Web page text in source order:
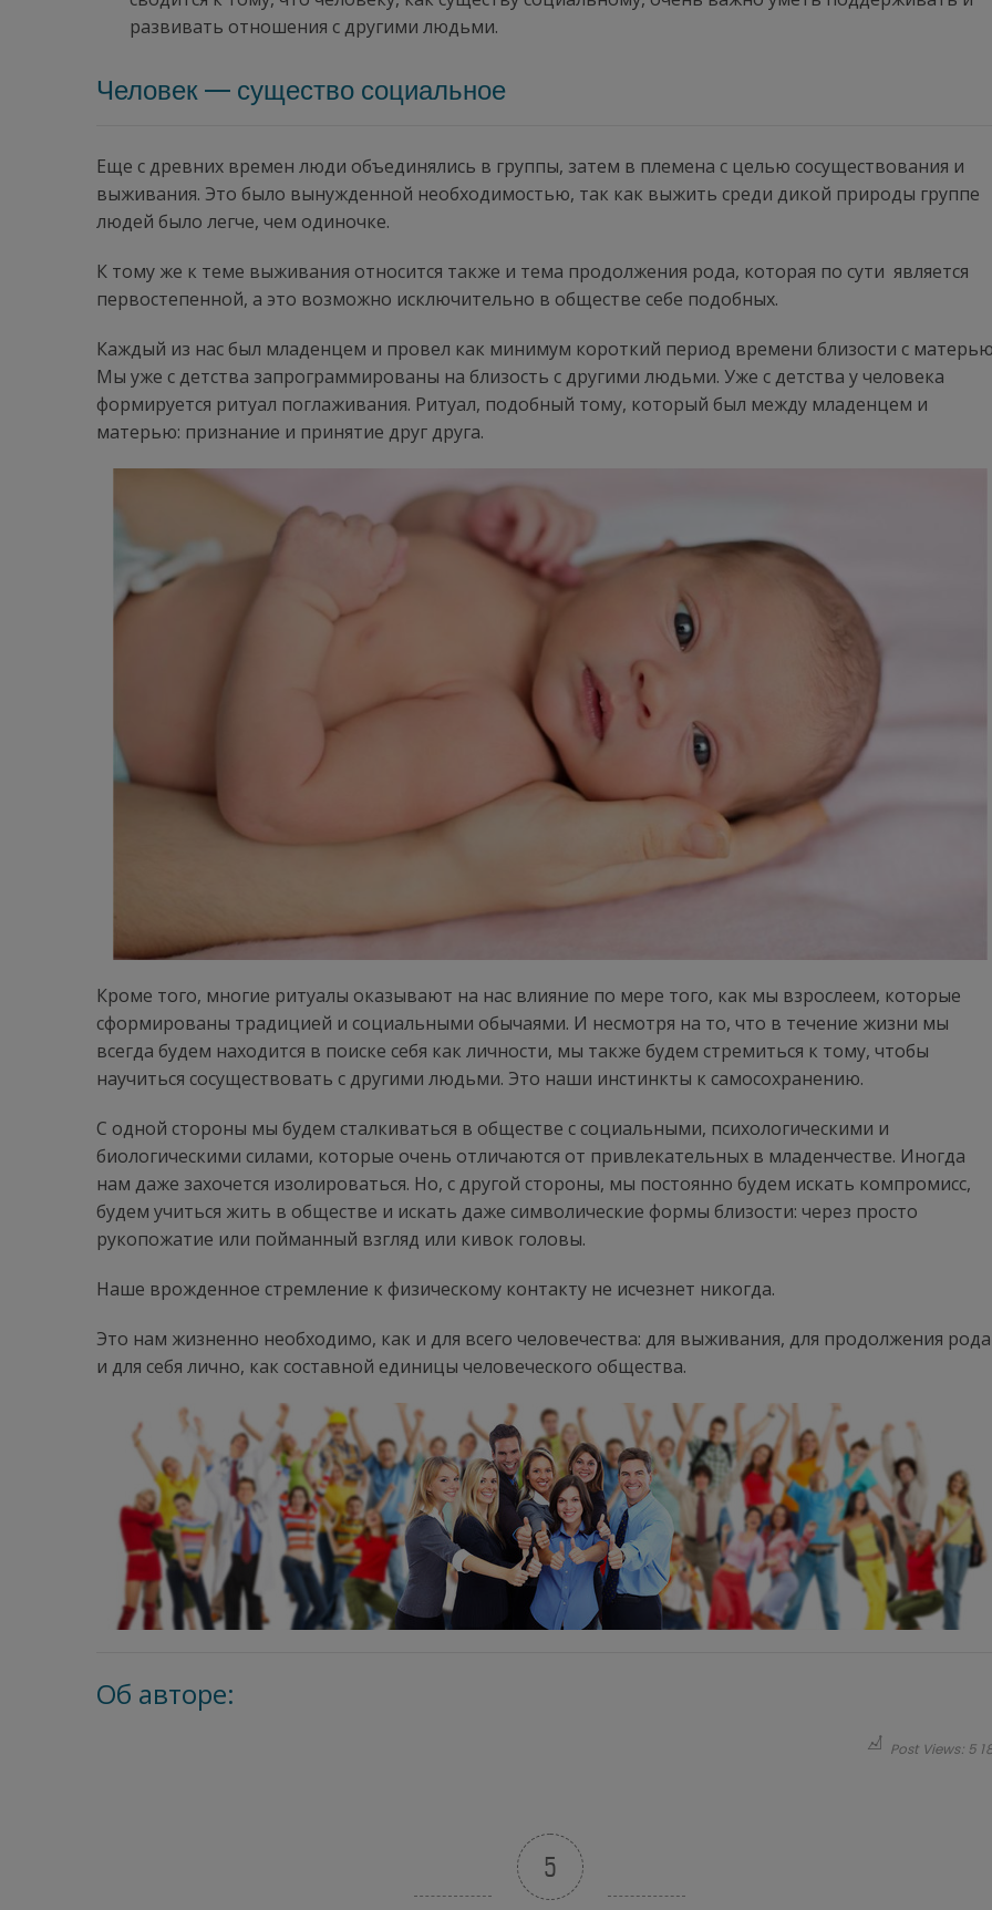
развивать отношения с другими людьми.
Человек — существо социальное
Еще с древних времен люди объединялись в группы, затем в племена с целью сосуществования и
выживания. Это было вынужденной необходимостью, так как выжить среди дикой природы группе
людей было легче, чем одиночке.
К тому же к теме выживания относится также и тема продолжения рода, которая по сути является
первостепенной, а это возможно исключительно в обществе себе подобных.
Каждый из нас был младенцем и провел как минимум короткий период времени близости с
Мы уже с детства запрограммированы на близость с другими людьми. Уже с детства у человека
формируется ритуал поглаживания. Ритуал, подобный тому, который был между младенцем и
матерью: признание и принятие друг друга.
Кроме того, многие ритуалы оказывают на нас влияние по мере того, как мы взрослеем, которые
сформированы традицией и социальными обычаями. И несмотря на то, что в течение жизни мы
всегда будем находится в поиске себя как личности, мы также будем стремиться к тому, чтобы
научиться сосуществовать с другими людьми. Это наши инстинкты к самосохранению.
С одной стороны мы будем сталкиваться в обществе с социальными, психологическими и
биологическими силами, которые очень отличаются от привлекательных в младенчестве. Иногда
нам даже захочется изолироваться. Но, с другой стороны, мы постоянно будем искать компромисс,
будем учиться жить в обществе и искать даже символические формы близости: через просто
рукопожатие или пойманный взгляд или кивок головы.
Наше врожденное стремление к физическому контакту не исчезнет никогда.
Это нам жизненно необходимо, как и для всего человечества: для выживания, для продолжения рода
и для себя лично, как составной единицы человеческого общества.
Об авторе:
Post Views: 5
5